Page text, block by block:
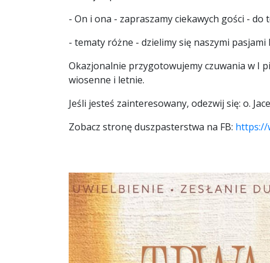
- On i ona - zapraszamy ciekawych gości -
- tematy różne - dzielimy się naszymi
Okazjonalnie przygotowujemy czuwania w I
wiosenne i letnie.
Jeśli jesteś zainteresowany, odezwij się: o.
Zobacz stronę duszpasterstwa na FB: https://